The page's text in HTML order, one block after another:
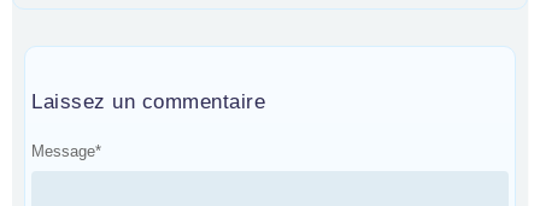
Laissez un commentaire
Message*